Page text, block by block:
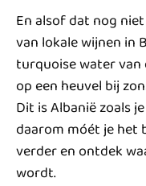
En alsof dat nog
van lokale wijnen in
turquoise water van
op een heuvel bij
Dit is Albanië zoals
daarom móét je het
verder en ontdek
wordt.